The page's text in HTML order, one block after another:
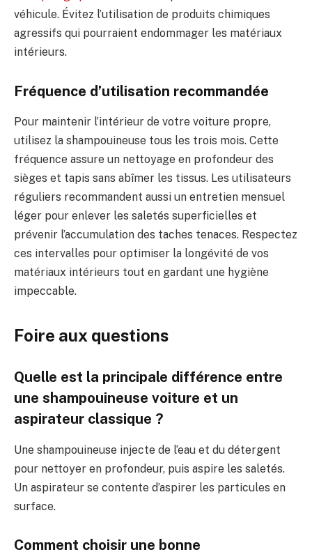
véhicule. Évitez l’utilisation de produits chimiques
agressifs qui pourraient endommager les matériaux
intérieurs.
Fréquence d’utilisation recommandée
Pour maintenir l’intérieur de votre voiture propre,
utilisez la shampouineuse tous les trois mois. Cette
fréquence assure un nettoyage en profondeur des
sièges et tapis sans abîmer les tissus. Les utilisateurs
réguliers recommandent aussi un entretien mensuel
léger pour enlever les saletés superficielles et
prévenir l’accumulation des taches tenaces. Respectez
ces intervalles pour optimiser la longévité de vos
matériaux intérieurs tout en gardant une hygiène
impeccable.
Foire aux questions
Quelle est la principale différence entre
une shampouineuse voiture et un
aspirateur classique ?
Une shampouineuse injecte de l’eau et du détergent
pour nettoyer en profondeur, puis aspire les saletés.
Un aspirateur se contente d’aspirer les particules en
surface.
Comment choisir une bonne